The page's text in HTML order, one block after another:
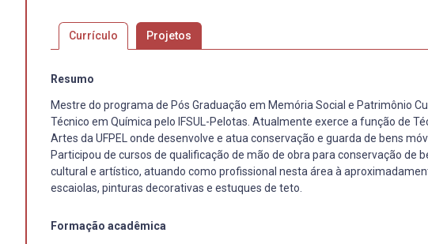
Currículo Projetos
Resumo
Mestre do programa de Pós Graduação em Memória Social e Patrimônio
Técnico em Química pelo IFSUL-Pelotas. Atualmente exerce a função de
Artes da UFPEL onde desenvolve e atua conservação e guarda de bens
Participou de cursos de qualificação de mão de obra para conservação
cultural e artístico, atuando como profissional nesta área à
escaiolas, pinturas decorativas e estuques de teto.
Formação acadêmica